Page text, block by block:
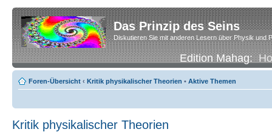
Das Prinzip des Seins
Diskutieren Sie mit anderen Lesern über Physik und
Edition Mahag:
Foren-Übersicht ‹ Kritik physikalischer Theorien • Aktive Themen
Kritik physikalischer Theorien